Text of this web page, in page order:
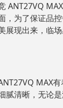
ANT27VQ
，为了保证品
展现出来，临
MAX
腻清晰，无论